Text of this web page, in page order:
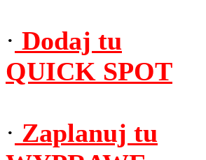
· Dodaj tu
QUICK SPOT
· Zaplanuj tu